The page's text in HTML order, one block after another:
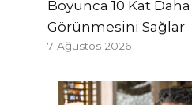
Boyunca 10 Kat
Görünmesini Sağlar
7 Ağustos 2026